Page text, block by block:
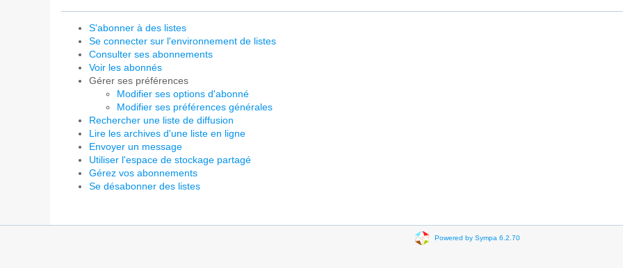
S'abonner à des listes
Se connecter sur l'environnement de listes
Consulter ses abonnements
Voir les abonnés
Gérer ses préférences
Modifier ses options d'abonné
Modifier ses préférences générales
Rechercher une liste de diffusion
Lire les archives d'une liste en ligne
Envoyer un message
Utiliser l'espace de stockage partagé
Gérez vos abonnements
Se désabonner des listes
Powered by Sympa 6.2.70